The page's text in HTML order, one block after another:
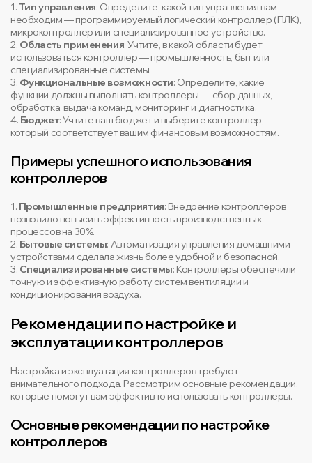
1. Тип управления: Определите, какой тип управления вам
необходим — программируемый логический контроллер (ПЛК),
микроконтроллер или специализированное устройство.
2. Область применения: Учтите, в какой области будет
использоваться контроллер — промышленность, быт или
специализированные системы.
3. Функциональные возможности: Определите, какие
функции должны выполнять контроллеры — сбор данных,
обработка, выдача команд, мониторинг и диагностика.
4. Бюджет: Учтите ваш бюджет и выберите контроллер,
который соответствует вашим финансовым возможностям.
Примеры успешного использования
контроллеров
1. Промышленные предприятия: Внедрение контроллеров
позволило повысить эффективность производственных
процессов на 30%.
2. Бытовые системы: Автоматизация управления домашними
устройствами сделала жизнь более удобной и безопасной.
3. Специализированные системы: Контроллеры обеспечили
точную и эффективную работу систем вентиляции и
кондиционирования воздуха.
Рекомендации по настройке и
эксплуатации контроллеров
Настройка и эксплуатация контроллеров требуют
внимательного подхода. Рассмотрим основные рекомендации,
которые помогут вам эффективно использовать контроллеры.
Основные рекомендации по настройке
контроллеров